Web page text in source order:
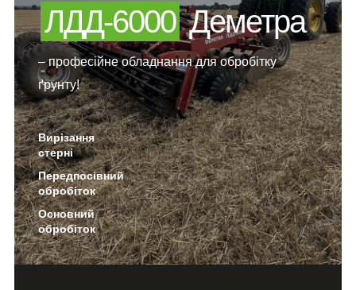
ЛДД-6000Деметра
– професійне обладнання для обробітку
ґрунту!
Вирізання
стерні
Передпосівний
обробіток
Основний
обробіток